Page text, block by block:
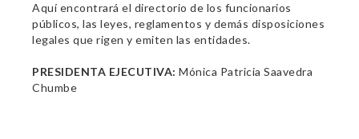
Aquí encontrará el directorio de los funcionarios
públicos, las leyes, reglamentos y demás disposiciones
legales que rigen y emiten las entidades.
PRESIDENTA EJECUTIVA: Mónica Patricia Saavedra
Chumbe